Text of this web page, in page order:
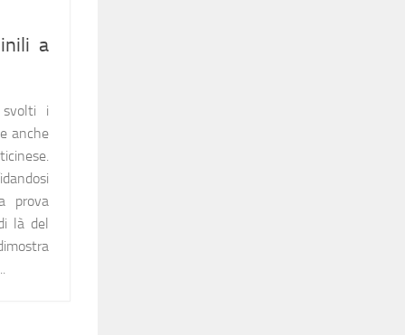
a
svolti i
anche
prova
là del